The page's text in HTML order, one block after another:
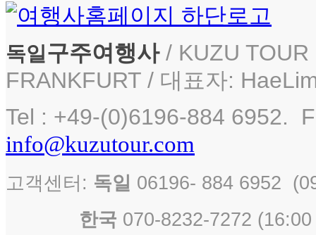
독일 구주여행사/ KUZU TOUR
FRANKFURT / 대표자:
Tel : +49-(0)6196-884 6952.
info@kuzutour.com
고객센터: 독일 06196- 884 6952
한국 070-8232-7272 (